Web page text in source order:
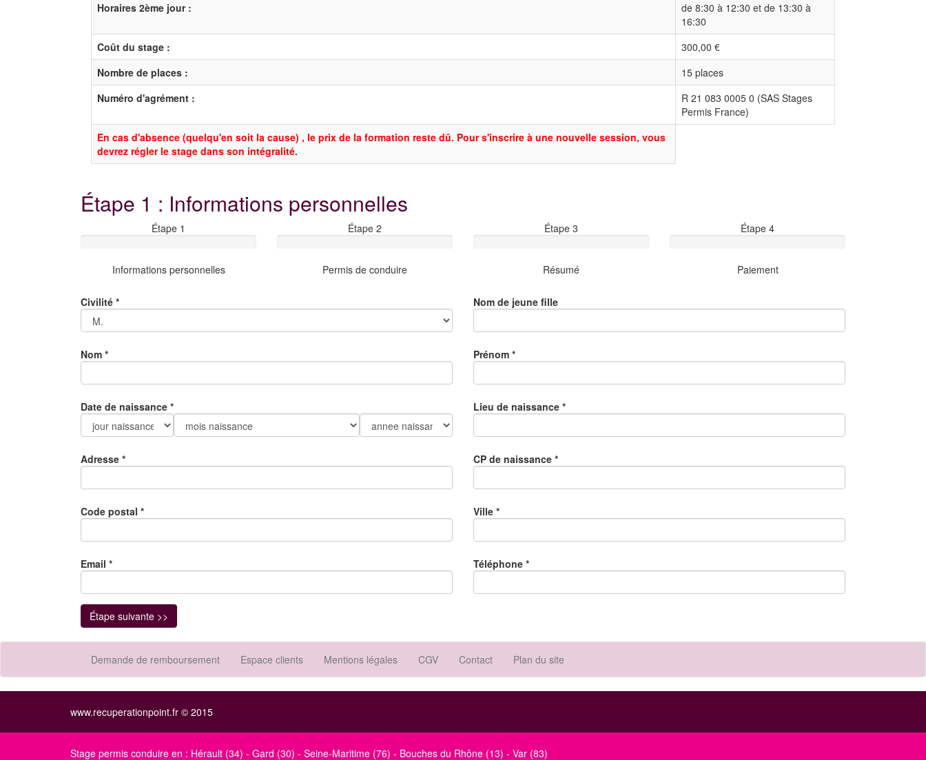
Horaires 2ème jour :
de 8:30 à 12:30 et de 13:30 à
16:30
Coût du stage :
300,00 €
Nombre de places :
15 places
Numéro d'agrément :
R 21 083 0005 0 (SAS Stages
Permis France)
En cas d'absence (quelqu'en soit la cause) , le prix de la formation reste dû. Pour s'inscrire à une nouvelle session, vous
devrez régler le stage dans son intégralité.
Étape 1 : Informations personnelles
Étape 1
Informations personnelles
Étape 2
Permis de conduire
Étape 3
Résumé
Étape 4
Paiement
Civilité * Nom de jeune fille
Nom * Prénom *
Date de naissance * Lieu de naissance *
Adresse * CP de naissance *
Code postal * Ville *
Email * Téléphone *
Étape suivante >>
Demande de remboursement Espace clients Mentions légales CGV Contact Plan du site
www.recuperationpoint.fr © 2015
Stage permis conduire en : Hérault (34) - Gard (30) - Seine-Maritime (76) - Bouches du Rhône (13) - Var (83)